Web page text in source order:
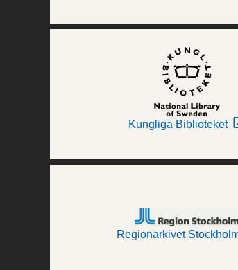
Kungliga Biblioteket
Regionarkivet